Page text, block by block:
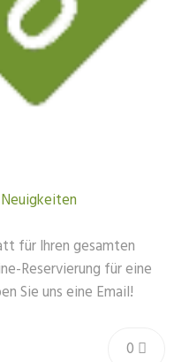
Neuigkeiten
für Ihren gesamten
Reservierung für eine
Sie uns eine Email!
0